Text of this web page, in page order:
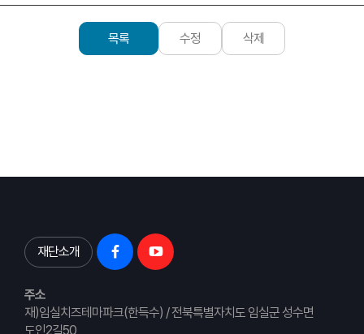
목록 수정 삭제
재단소개
주소
재)임실치즈테마파크(한득수) / 전북특별자치도 임실군 성수면
도인2길50